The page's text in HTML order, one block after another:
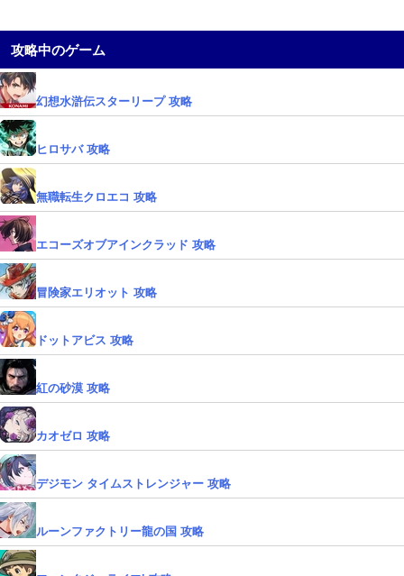
攻略中のゲーム
幻想水滸伝スターリープ 攻略
ヒロサバ 攻略
無職転生クロエコ 攻略
エコーズオブアインクラッド 攻略
冒険家エリオット 攻略
ドットアビス 攻略
紅の砂漠 攻略
カオゼロ 攻略
デジモン タイムストレンジャー 攻略
ルーンファクトリー龍の国 攻略